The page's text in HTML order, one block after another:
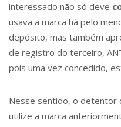
interessado não só deve
usava a marca há pelo
depósito, mas também
de registro do terceiro,
pois uma vez concedido,
Nesse sentido, o detentor
utilize a marca